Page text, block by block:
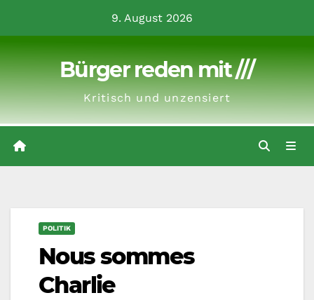
9. August 2026
Bürger reden mit ///
Kritisch und unzensiert
POLITIK
Nous sommes
Charlie